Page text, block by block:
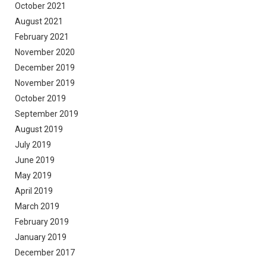
October 2021
August 2021
February 2021
November 2020
December 2019
November 2019
October 2019
September 2019
August 2019
July 2019
June 2019
May 2019
April 2019
March 2019
February 2019
January 2019
December 2017